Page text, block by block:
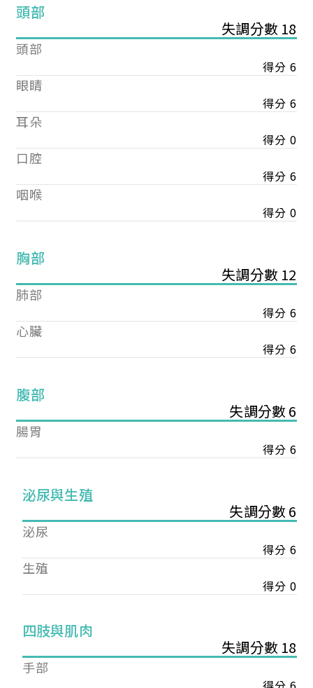
頭部
失調分數 18
頭部
得分 6
眼睛
得分 6
耳朵
得分 0
口腔
得分 6
咽喉
得分 0
胸部
失調分數 12
肺部
得分 6
心臟
得分 6
腹部
失調分數 6
腸胃
得分 6
泌尿與生殖
失調分數 6
泌尿
得分 6
生殖
得分 0
四肢與肌肉
失調分數 18
手部
您已成功送出會員申請
您好，您的會員申請，已成功送出，經本協會理事
會審核通過後即通知您進行繳費，繳費資訊如下